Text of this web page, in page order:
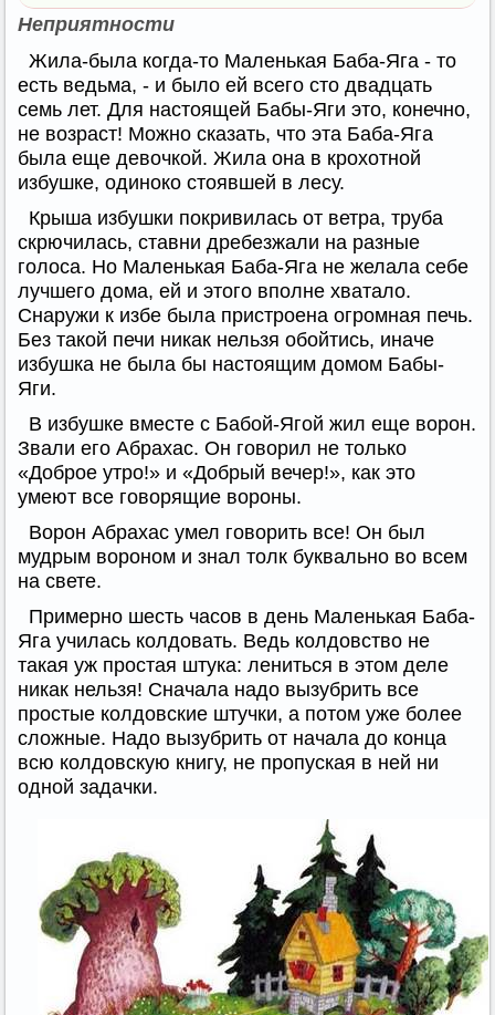
Неприятности
Жила-была когда-то Маленькая Баба-Яга - то
есть ведьма, - и было ей всего сто двадцать
семь лет. Для настоящей Бабы-Яги это, конечно,
не возраст! Можно сказать, что эта Баба-Яга
была еще девочкой. Жила она в крохотной
избушке, одиноко стоявшей в лесу.
Крыша избушки покривилась от ветра, труба
скрючилась, ставни дребезжали на разные
голоса. Но Маленькая Баба-Яга не желала себе
лучшего дома, ей и этого вполне хватало.
Снаружи к избе была пристроена огромная печь.
Без такой печи никак нельзя обойтись, иначе
избушка не была бы настоящим домом Бабы-
Яги.
В избушке вместе с Бабой-Ягой жил еще ворон.
Звали его Абрахас. Он говорил не только
«Доброе утро!» и «Добрый вечер!», как это
умеют все говорящие вороны.
Ворон Абрахас умел говорить все! Он был
мудрым вороном и знал толк буквально во всем
на свете.
Примерно шесть часов в день Маленькая Баба-
Яга училась колдовать. Ведь колдовство не
такая уж простая штука: лениться в этом деле
никак нельзя! Сначала надо вызубрить все
простые колдовские штучки, а потом уже более
сложные. Надо вызубрить от начала до конца
всю колдовскую книгу, не пропуская в ней ни
одной задачки.